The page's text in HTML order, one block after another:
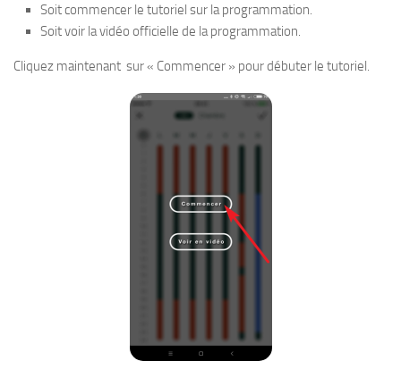
Soit commencer le tutoriel sur la programmation.
Soit voir la vidéo officielle de la programmation.
Cliquez maintenant sur « Commencer » pour débuter le tutoriel.